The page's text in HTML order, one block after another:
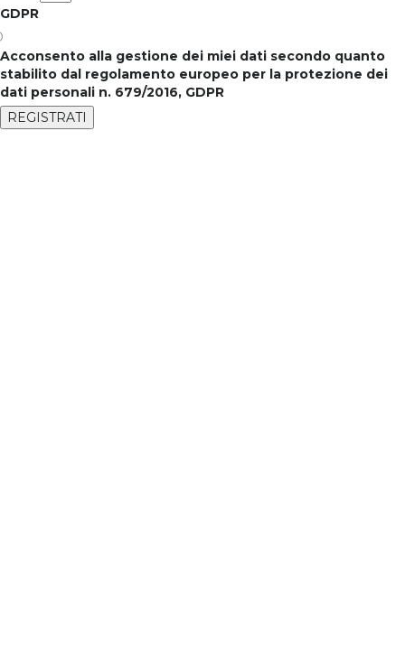
GDPR
Acconsento alla gestione dei miei dati secondo quanto
stabilito dal regolamento europeo per la protezione dei
dati personali n. 679/2016, GDPR
REGISTRATI